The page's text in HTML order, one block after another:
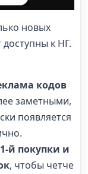
новых
к НГ.
кодов
заметными,
появляется
й покупки и
, чтобы четче